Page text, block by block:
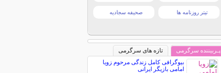
تیتر روزنامه ها صحیفه سجادیه
پـربیننده سرگرمی
تازه های سرگرمی
بیوگرافی کامل زندگی مرحوم زویا
امامی بازیگر ایرانی